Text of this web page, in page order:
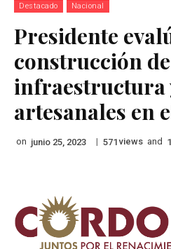
Destacado Nacional
Presidente
construcción de
infraestructura
artesanales en
on junio 25, 2023 | 571 views and